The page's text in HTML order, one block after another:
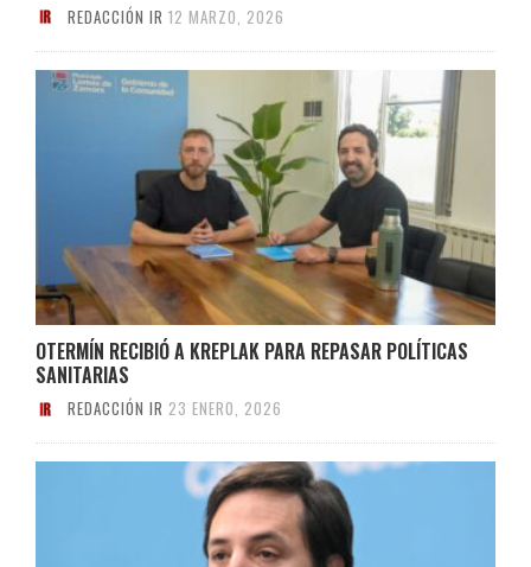
REDACCIÓN IR 12 MARZO, 2026
OTERMÍN RECIBIÓ A KREPLAK PARA REPASAR POLÍTICAS
SANITARIAS
REDACCIÓN IR 23 ENERO, 2026